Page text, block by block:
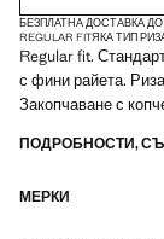
БЕЗПЛАТНА ДОСТАВКА
REGULAR FITЯКА ТИП
Regular fit.
с фини райета.
Закопчаване с
ПОДРОБНОСТИ,
МЕРКИ